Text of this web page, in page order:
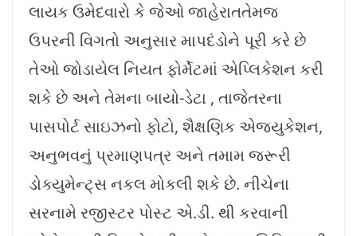
લાયક ઉમેદવારો કે જેઓ જાહેરાતતેમજ
ઉપરની વિગતો અનુસાર માપદંડોને પૂરી કરે છે
તેઓ જોડાયેલ નિયત ફોર્મેટમાં એપ્લિકેશન કરી
શકે છે અને તેમના બાયો-ડેટા , તાજેતરના
પાસપોર્ટ સાઇઝનો ફોટો, શૈક્ષણિક એજ્યુકેશન,
અનુભવનું પ્રમાણપત્ર અને તમામ જરૂરી
ડોક્યુમેન્ટ્સ નકલ મોકલી શકે છે. નીચેના
સરનામે રજીસ્ટર પોસ્ટ એ.ડી. થી કરવાની